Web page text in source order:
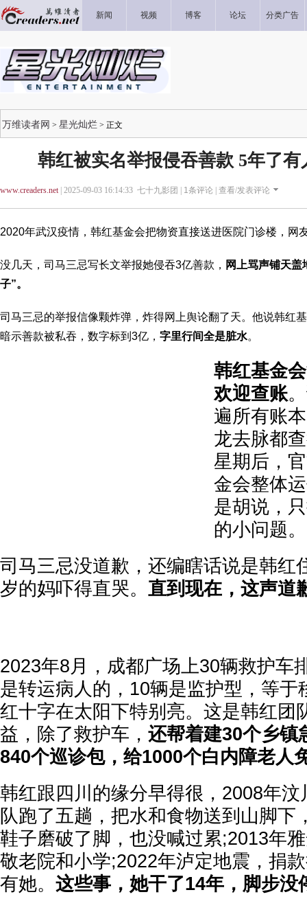
新闻 视频 博客 论坛 分类广告
万维读者网 > 星光灿烂 > 正文
韩红被实名举报侵吞善款 5年了
www.creaders.net| 2025-09-03 16:14:33 七十九影团 | 1条评论 | 查看/发表评论
2020年武汉疫情，韩红基金会把物资直接送进医院门诊楼，网
没几天，司马三忌写长文举报她侵吞3亿善款， 网上骂声铺天盖
子”。
司马三忌的举报信像颗炸弹，炸得网上舆论翻了天。他说韩红
暗示善款被私吞，数字标到3亿， 字里行间全是脏水。
韩红基金
欢迎查账
遍所有账
龙去脉都
星期后，
金会整体
是胡说，
的小问题。
司马三忌没道歉，还编瞎话说是韩红
岁的妈吓得直哭。 直到现在，这声道
2023年8月，成都广场上30辆救护车
是转运病人的，10辆是监护型，等于
红十字在太阳下特别亮。这是韩红团
益，除了救护车， 还帮着建30个乡镇
840个巡诊包，给1000个白内障老人
韩红跟四川的缘分早得很，2008年
队跑了五趟，把水和食物送到山脚下
鞋子磨破了脚，也没喊过累;2013年
敬老院和小学;2022年泸定地震，捐
有她。 这些事，她干了14年，脚步没